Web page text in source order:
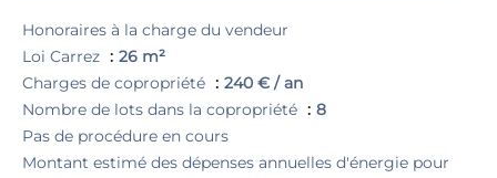
Honoraires à la charge du vendeur
Loi Carrez
26 m²
Charges de copropriété
240 € / an
Nombre de lots dans la copropriété
8
Pas de procédure en cours
Montant estimé des dépenses annuelles d'énergie pour